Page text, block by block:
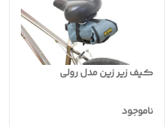
کیف زیر زین مدل رولی
ناموجود